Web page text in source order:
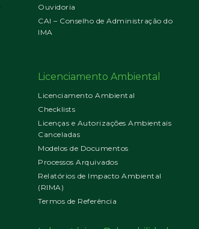
Ouvidoria
CAI – Conselho de Administração do
IMA
Licenciamento Ambiental
Licenciamento Ambiental
Checklists
Licenças e Autorizações Ambientais
Canceladas
Modelos de Documentos
Processos Arquivados
Relatórios de Impacto Ambiental
(RIMA)
Termos de Referência